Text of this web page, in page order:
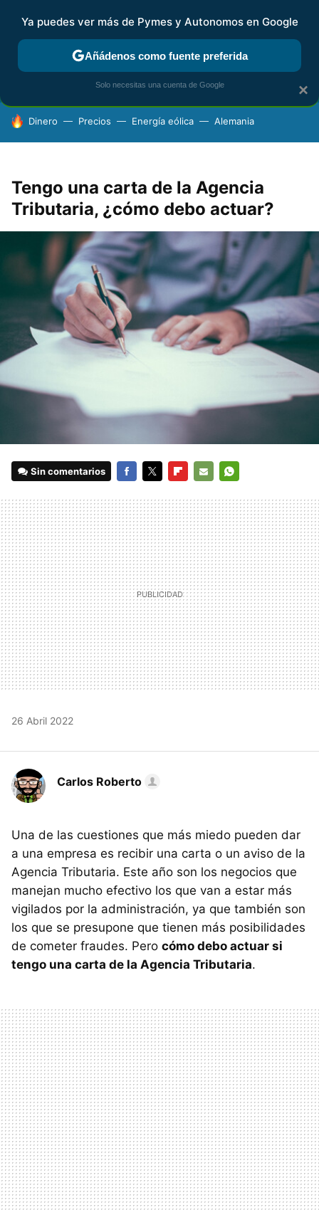
FISCALIDAD Y CONTABILIDAD KIT DIGITAL RENTA
HOY SE HABLA DE
Dinero Precios Energía eólica Alemania
Tengo una carta de la Agencia
Tributaria, ¿cómo debo actuar?
Sin comentarios
MAIL
26 Abril 2022
Carlos Roberto
Una de las cuestiones que más miedo pueden dar
a una empresa es recibir una carta o un aviso de la
Agencia Tributaria. Este año son los negocios que
manejan mucho efectivo los que van a estar más
vigilados por la administración, ya que también son
los que se presupone que tienen más posibilidades
de cometer fraudes. Pero cómo debo actuar si
tengo una carta de la Agencia Tributaria.
×
Ya puedes ver más de Pymes y Autonomos en Google
Añádenos como fuente preferida
Solo necesitas una cuenta de Google